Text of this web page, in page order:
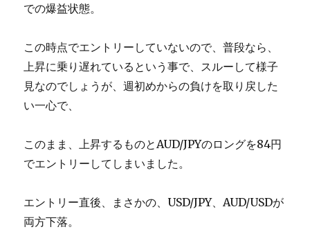
での爆益状態。
この時点でエントリーしていないので、普段なら、
上昇に乗り遅れているという事で、スルーして様子
見なのでしょうが、週初めからの負けを取り戻した
い一心で、
このまま、上昇するものとAUD/JPYのロングを84円
でエントリーしてしまいました。
エントリー直後、まさかの、USD/JPY、AUD/USDが
両方下落。